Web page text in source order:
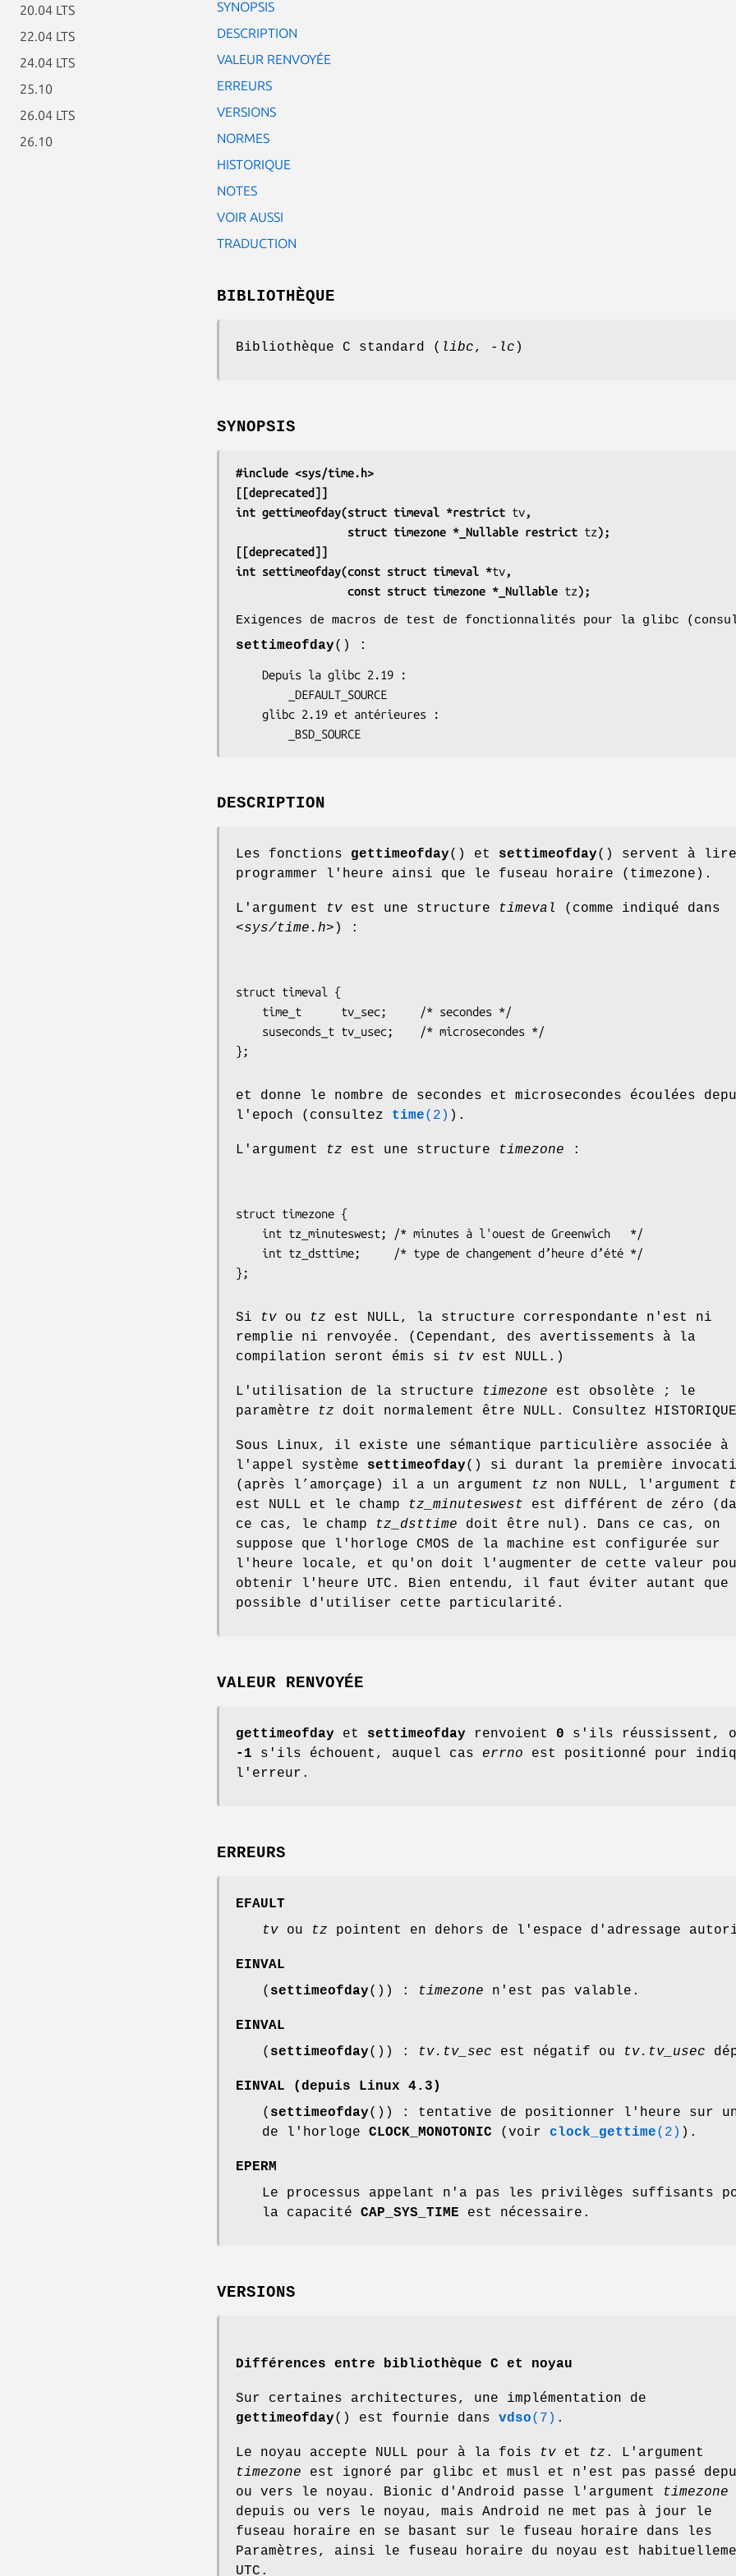
20.04 LTS
22.04 LTS
24.04 LTS
25.10
26.04 LTS
26.10
SYNOPSIS
DESCRIPTION
VALEUR RENVOYÉE
ERREURS
VERSIONS
NORMES
HISTORIQUE
NOTES
VOIR AUSSI
TRADUCTION
BIBLIOTHÈQUE
Bibliothèque C standard ( libc, -lc )
SYNOPSIS
#include <sys/time.h>
[[deprecated]]
int gettimeofday(struct timeval *restrict tv,
                 struct timezone *_Nullable restrict
tz);
[[deprecated]]
int settimeofday(const struct timeval *tv,
                 const struct timezone *_Nullable
tz);
Exigences de macros de test de fonctionnalités pour la glibc
settimeofday() :
        _BSD_SOURCE
DESCRIPTION
Les fonctions gettimeofday() et settimeofday() servent à lire
programmer l'heure ainsi que le fuseau horaire (timezone).
L'argument tv est une structure timeval
(comme indiqué dans
<sys/time.h> ) :
struct timeval {
et donne le nombre de secondes et microsecondes écoulées
l'epoch (consultez time(2) ).
L'argument tz est une structure timezone :
struct timezone {
Si tv ou tz est NULL, la structure correspondante n'est ni
remplie ni renvoyée. (Cependant, des avertissements à la
compilation seront émis si
tv est NULL.)
L'utilisation de la structure timezone est obsolète ; le
paramètre
tz doit normalement être NULL. Consultez
Sous Linux, il existe une sémantique particulière associée à
l'appel système settimeofday() si durant la première
(après l’amorçage) il a un argument
tz non NULL, l'argument
est NULL et le champ
tz_minuteswest est différent de zéro
ce cas, le champ
tz_dsttime doit être nul). Dans ce cas, on
suppose que l'horloge CMOS de la machine est configurée sur
l'heure locale, et qu'on doit l'augmenter de cette valeur
obtenir l'heure UTC. Bien entendu, il faut éviter autant que
possible d'utiliser cette particularité.
VALEUR RENVOYÉE
gettimeofday et settimeofday renvoient 0 s'ils réussissent,
-1 s'ils échouent, auquel cas errno est positionné pour
l'erreur.
ERREURS
EFAULT
tv ou tz pointent en dehors de l'espace d'adressage
EINVAL
( settimeofday()) : timezone n'est pas valable.
EINVAL
( settimeofday()) : tv.tv_sec est négatif ou tv.tv_usec
EINVAL (depuis Linux 4.3)
( settimeofday()) : tentative de positionner l'heure sur
de l'horloge CLOCK_MONOTONIC (voir clock_gettime(2) ).
EPERM
Le processus appelant n'a pas les privilèges suffisants
la capacité CAP_SYS_TIME est nécessaire.
VERSIONS
Différences entre bibliothèque C et noyau
Sur certaines architectures, une implémentation de
gettimeofday() est fournie dans vdso(7) .
Le noyau accepte NULL pour à la fois tv et tz . L'argument
timezone est ignoré par glibc et musl et n'est pas passé
ou vers le noyau. Bionic d'Android passe l'argument
timezone
depuis ou vers le noyau, mais Android ne met pas à jour le
fuseau horaire en se basant sur le fuseau horaire dans les
Paramètres, ainsi le fuseau horaire du noyau est
UTC.